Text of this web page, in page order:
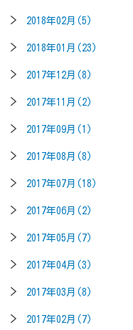
2018年02月(5)
2018年01月(23)
2017年12月(8)
2017年11月(2)
2017年09月(1)
2017年08月(8)
2017年07月(18)
2017年06月(2)
2017年05月(7)
2017年04月(3)
2017年03月(8)
2017年02月(7)